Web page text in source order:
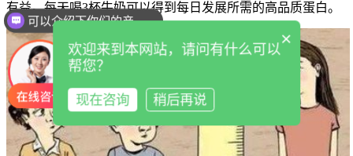
有益。每天喝3杯牛奶可以得到每日发展所需的高品质蛋白。
可以介绍下你们的产品么
×
欢迎来到本网站，请问有什么可以
帮您？
现在咨询 稍后再说